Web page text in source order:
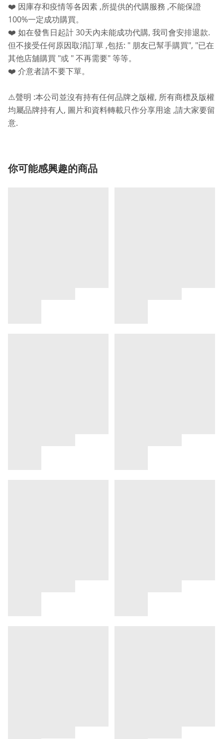
❤️ 因庫存和疫情等各因素 ,所提供的代購服務 ,不能保證
100%一定成功購買。
❤️ 如在發售日起計 30天內未能成功代購, 我司會安排退款.
但不接受任何原因取消訂單 ,包括: " 朋友已幫手購買", "已在
其他店舖購買 "或 " 不再需要" 等等。
❤️ 介意者請不要下單。
⚠️聲明 :本公司並沒有持有任何品牌之版權, 所有商標及版權
均屬品牌持有人 , 圖片和資料轉載只作分享用途 ,請大家要留
意.
你可能感興趣的商品